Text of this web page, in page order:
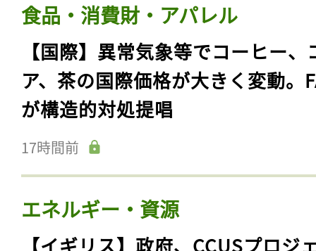
食品・消費財・アパレル
【国際】異常気象等でコーヒー、
ア、茶の国際価格が大きく変動。
が構造的対処提唱
17時間前
エネルギー・資源
【イギリス】政府、CCUSプロジ